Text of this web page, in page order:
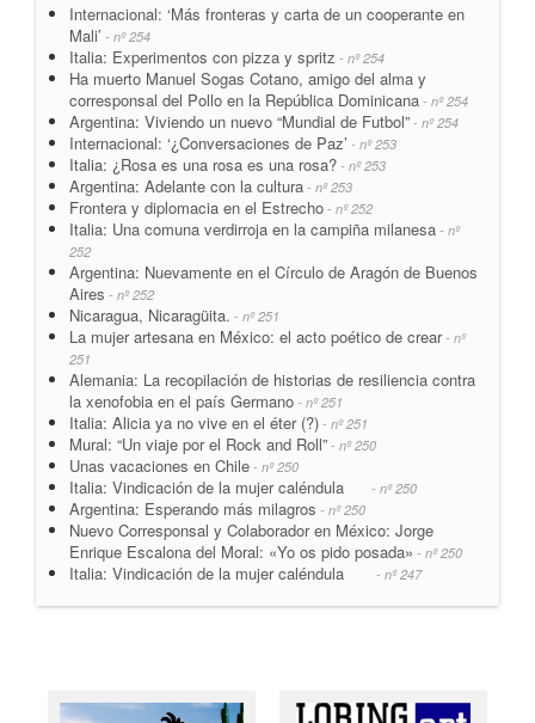
Internacional: ‘Más fronteras y carta de un cooperante en
Mali’ - nº 254
Italia: Experimentos con pizza y spritz - nº 254
Ha muerto Manuel Sogas Cotano, amigo del alma y
corresponsal del Pollo en la República Dominicana - nº 254
Argentina: Viviendo un nuevo “Mundial de Futbol” - nº 254
Internacional: ‘¿Conversaciones de Paz’ - nº 253
Italia: ¿Rosa es una rosa es una rosa? - nº 253
Argentina: Adelante con la cultura - nº 253
Frontera y diplomacia en el Estrecho - nº 252
Italia: Una comuna verdirroja en la campiña milanesa - nº
252
Argentina: Nuevamente en el Círculo de Aragón de Buenos
Aires - nº 252
Nicaragua, Nicaragüita. - nº 251
La mujer artesana en México: el acto poético de crear- nº
251
Alemania: La recopilación de historias de resiliencia contra
la xenofobia en el país Germano - nº 251
Italia: Alicia ya no vive en el éter (?) - nº 251
Mural: “Un viaje por el Rock and Roll” - nº 250
Unas vacaciones en Chile - nº 250
Italia: Vindicación de la mujer caléndula - nº 250
Argentina: Esperando más milagros - nº 250
Nuevo Corresponsal y Colaborador en México: Jorge
Enrique Escalona del Moral: «Yo os pido posada» - nº 250
Italia: Vindicación de la mujer caléndula - nº 247